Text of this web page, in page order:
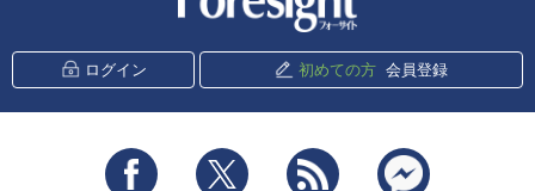
ログイン 初めての方 会員登録
Facebook Twitter RSS